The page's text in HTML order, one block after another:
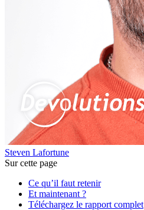
Steven Lafortune
Sur cette page
Ce qu’il faut retenir
Et maintenant ?
Téléchargez le rapport complet